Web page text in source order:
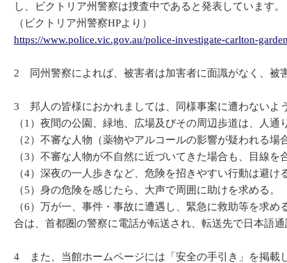
し、ビクトリア州警察は捜査中であると発表しています。
（ビクトリア州警察HPより）
https://www.police.vic.gov.au/police-investigate-carlton-
2 同州警察によれば、被害者は加害者に面識がなく、被
3 邦人の皆様におかれましては、同様事案に遭わないよ
（1）夜間の公園、緑地、広場及びその周辺歩道は、人
（2）不審な人物（薬物やアルコールの影響が疑われる
（3）不審な人物が不自然に近づいてきた場合も、目線
（4）深夜の一人歩きなど、危険を招きやすい行動は避け
（5）身の危険を感じたら、大声で周囲に助けを求める。
（6）万が一、事件・事故に遭遇し、緊急に救助等を求
合は、首都圏の警察に電話が転送され、転送先で日本語通
4 また、当館ホームページには「安全の手引き」を掲載